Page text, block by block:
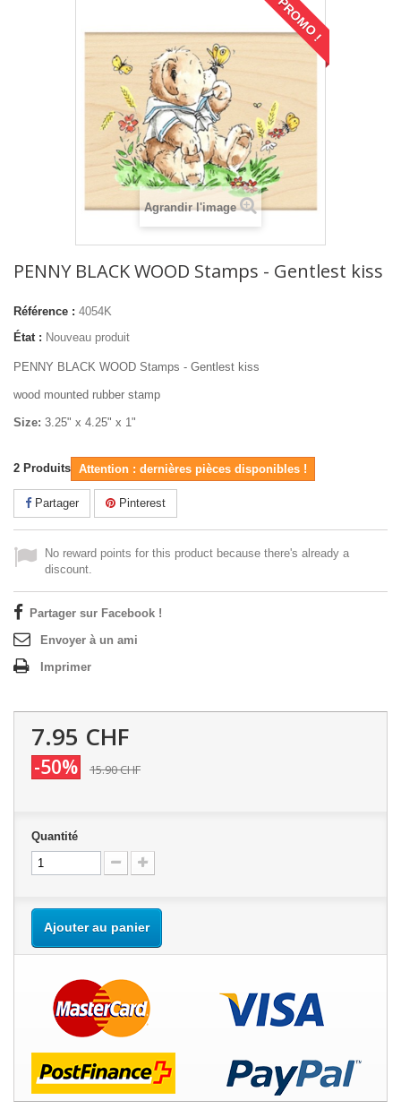
PROMO !
Agrandir l'image
PENNY BLACK WOOD Stamps - Gentlest kiss
Référence : 4054K
État : Nouveau produit
PENNY BLACK WOOD Stamps - Gentlest kiss
wood mounted rubber stamp
Size: 3.25" x 4.25" x 1"
2 Produits Attention : dernières pièces disponibles !
Partager Pinterest
No reward points for this product because there's already a
discount.
Partager sur Facebook !
Envoyer à un ami
Imprimer
7.95 CHF
-50% 15.90 CHF
Quantité
Ajouter au panier